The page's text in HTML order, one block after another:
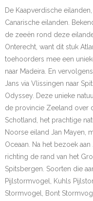
- Beleidsplan en
- Financiën
- ANBI
Werkgroepen
- Werkgroepen
- Activiteitencommissie
- Bescherming
- Knobbelzwanen
De Kaapverdische
Canarische eilanden.
de zeeën rond deze
Onterecht, want dit stuk
toehoorders mee een
naar Madeira.
En
Jans via Vlissingen naar
Odyssey. Deze unieke
de provincie Zeeland over
Schotland, het prachtige
Noorse eiland Jan Mayen,
Oceaan. Na het bezoek
richting de rand van het
Spitsbergen. Soorten die
Pijlstormvogel, Kuhls
Stormvogel, Bont